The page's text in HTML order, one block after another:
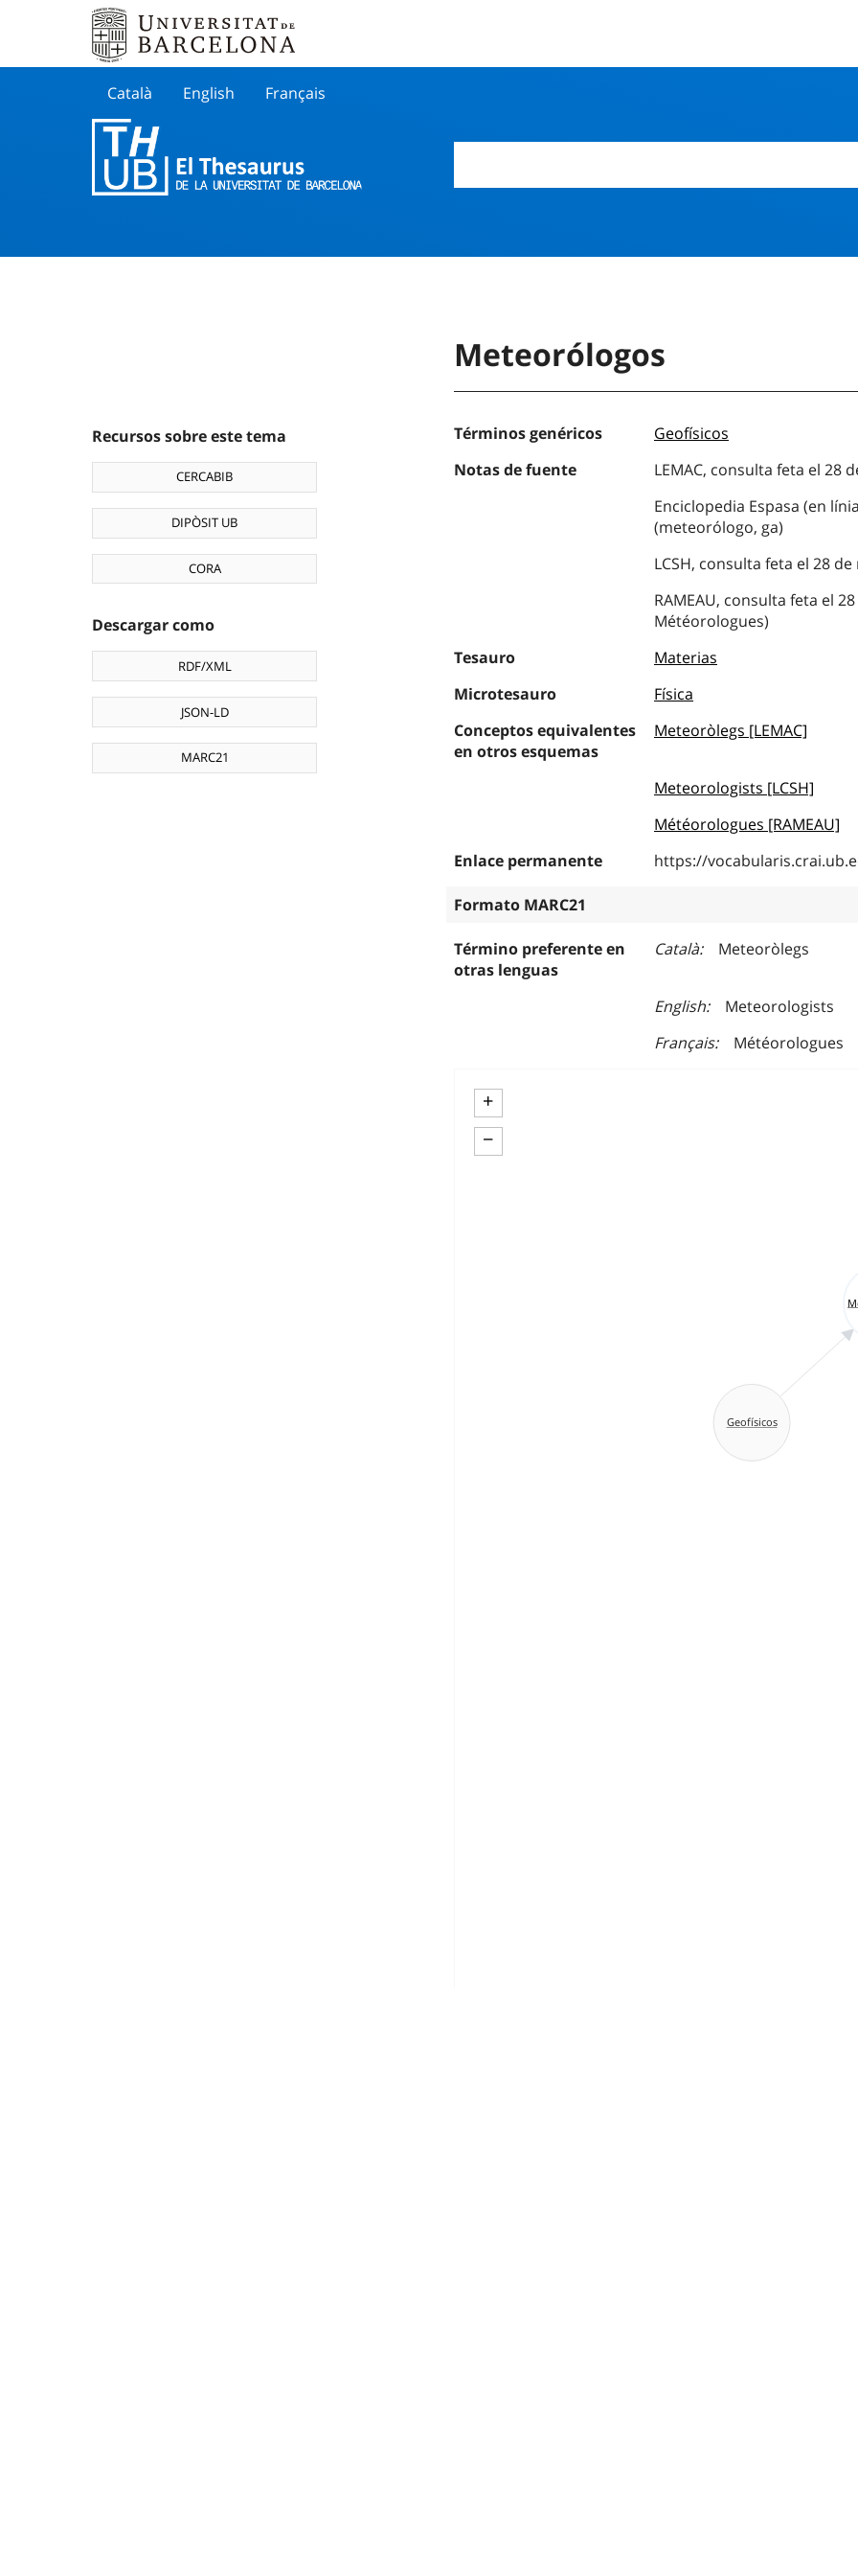
Català English Français
Recursos sobre este tema
CERCABIB
DIPÒSIT UB
CORA
Descargar como
RDF/XML
JSON-LD
MARC21
Meteorólogos
Términos genéricos
Geofísicos
Notas de fuente
LEMAC, consulta feta el 28
Enciclopedia Espasa (en
(meteorólogo, ga)
LCSH, consulta feta el 28
RAMEAU, consulta feta el
Météorologues)
Tesauro
Materias
Microtesauro
Física
Conceptos equivalentes
en otros esquemas
Meteoròlegs [LEMAC]
Meteorologists [LCSH]
Météorologues [RAMEAU]
Enlace permanente
https://
Formato MARC21
Término preferente en
otras lenguas
Català Meteoròlegs
English
Meteorologists
Français
Météorologues
+
−
Geofísicos